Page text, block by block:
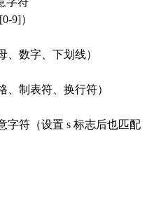
9]）
、数字、下划线）
、制表符、换行符）
字符（设置 s 标志后也匹配